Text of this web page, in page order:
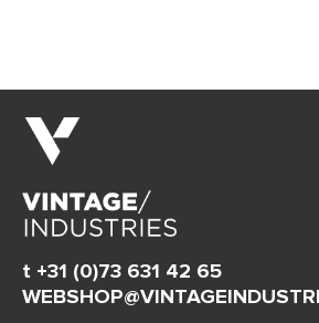
t +31 (0)73 631 42 65